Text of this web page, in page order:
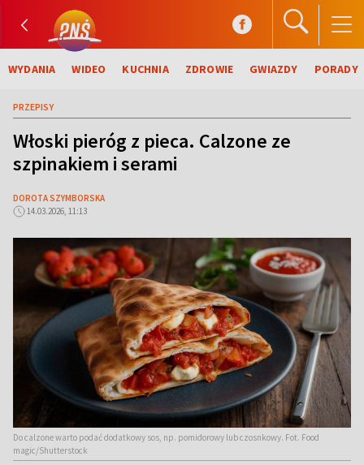
WYDANIA WIDEO KUCHNIA ZDROWIE GWIAZDY PORADY
PRZEPISY
Włoski pieróg z pieca. Calzone ze
szpinakiem i serami
DOROTA SZYMBORSKA
14.03.2026, 11:13
Do calzone warto podać dodatkowy sos, np. pomidorowy lub czosnkowy. Fot. Food
magic/Shutterstock